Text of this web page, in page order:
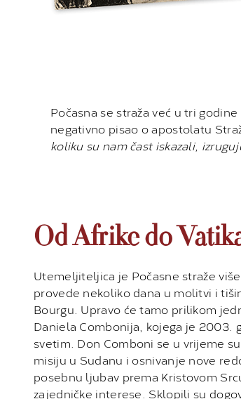
Počasna se straža već u tri
negativno pisao o apostolatu
koliku su nam čast iskazali,
Od Afrike do
Utemeljiteljica je Počasne straže
provede nekoliko dana u molitvi i
Bourgu. Upravo će tamo prilikom
Daniela Combonija, kojega je 2003.
svetim. Don Comboni se u vrijeme
misiju u Sudanu i osnivanje nove
posebnu ljubav prema Kristovom
zajedničke interese. Sklopili su